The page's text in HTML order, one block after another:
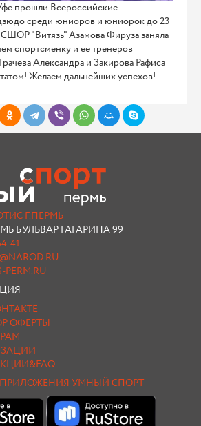
прошли Всероссийские
среди юниоров и юниорок до 23
СШОР "Витязь" Азамова Фируза заняла
спортсменку и ее тренеров
Александра и Закирова Рафиса
Желаем дальнейших успехов!
Г.ПЕРМЬ
БУЛЬВАР ГАГАРИНА 99
41
PERM.RU
ОФЕРТЫ
УМНЫЙ СПОРТ